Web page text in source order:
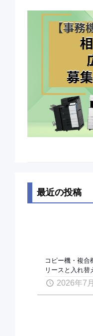
最近の投稿
コピー機・複
リースと入れ替
2026年7